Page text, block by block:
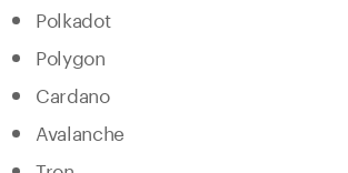
Polkadot
Polygon
Cardano
Avalanche